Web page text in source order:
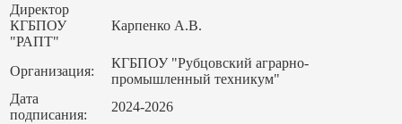
Директор
КГБПОУ
"РАПТ"
Карпенко А.В.
Организация:
КГБПОУ "Рубцовский аграрно-
промышленный техникум"
Дата
подписания:
2024-2026